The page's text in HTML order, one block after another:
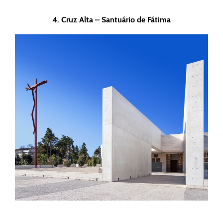
4. Cruz Alta – Santuário de Fátima